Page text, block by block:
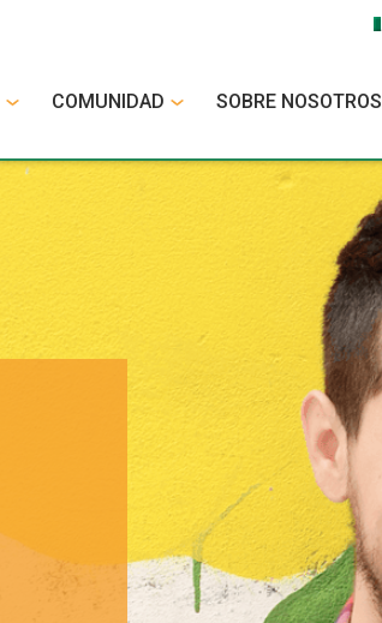
COMUNIDAD SOBRE NOSOTROS